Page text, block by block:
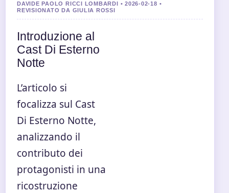
DAVIDE PAOLO RICCI LOMBARDI • 2026-02-18 •
REVISIONATO DA GIULIA ROSSI
Introduzione al
Cast Di Esterno
Notte
L’articolo si
focalizza sul Cast
Di Esterno Notte,
analizzando il
contributo dei
protagonisti in una
ricostruzione